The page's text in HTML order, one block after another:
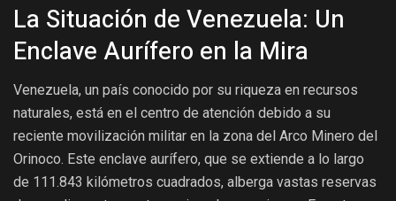
La Situación de Venezuela: Un
Enclave Aurífero en la Mira
Venezuela, un país conocido por su riqueza en recursos
naturales, está en el centro de atención debido a su
reciente movilización militar en la zona del Arco Minero del
Orinoco. Este enclave aurífero, que se extiende a lo largo
de 111.843 kilómetros cuadrados, alberga vastas reservas